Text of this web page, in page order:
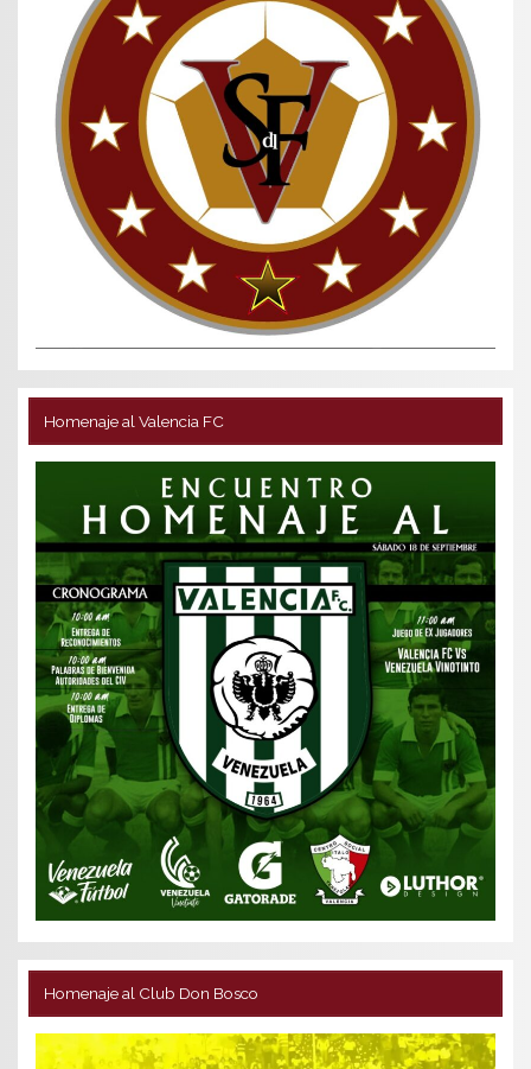
Homenaje al Valencia FC
Homenaje al Club Don Bosco